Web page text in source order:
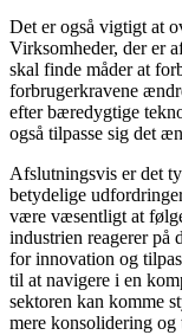
Det er også vigtigt at
Virksomheder, der er
skal finde måder at
forbrugerkravene
efter bæredygtige
også tilpasse sig det
Afslutningsvis er det
betydelige
være væsentligt at
industrien reagerer på
for innovation og
til at navigere i en
sektoren kan komme
mere konsolidering